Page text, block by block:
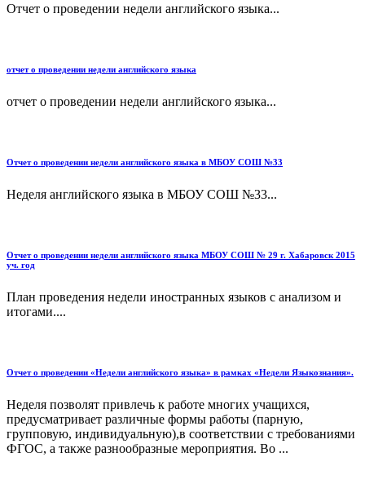
Отчет о проведении недели английского языка...
отчет о проведении недели английского языка
отчет о проведении недели английского языка...
Отчет о проведении недели английского языка в МБОУ СОШ №33
Неделя английского языка в МБОУ СОШ №33...
Отчет о проведении недели английского языка МБОУ СОШ № 29 г. Хабаровск 2015
уч. год
План проведения недели иностранных языков с анализом и
итогами....
Отчет о проведении «Недели английского языка» в рамках «Недели Языкознания».
Неделя позволят привлечь к работе многих учащихся,
предусматривает различные формы работы (парную,
групповую, индивидуальную),в соответствии с требованиями
ФГОС, а также разнообразные мероприятия. Во ...